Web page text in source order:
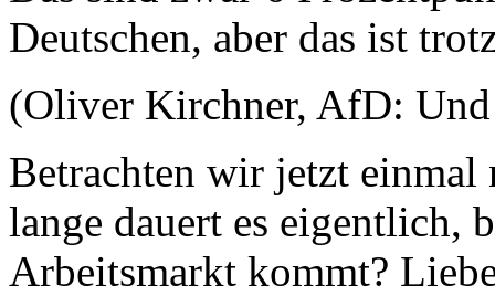
Deutschen, aber das ist
(Oliver Kirchner, AfD: Und
Betrachten wir jetzt
lange dauert es eigentlich,
Arbeitsmarkt kommt?